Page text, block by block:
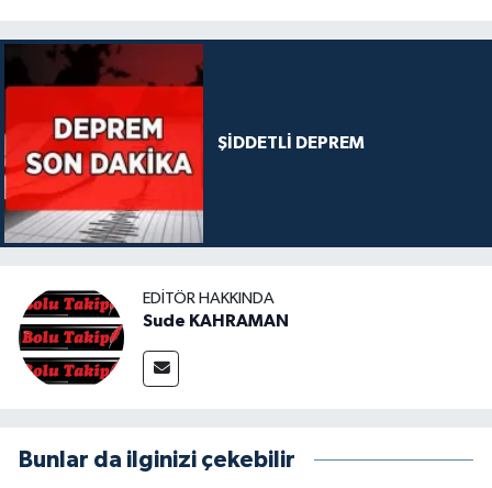
ŞİDDETLİ DEPREM
EDITÖR HAKKINDA
Sude KAHRAMAN
Bunlar da ilginizi çekebilir